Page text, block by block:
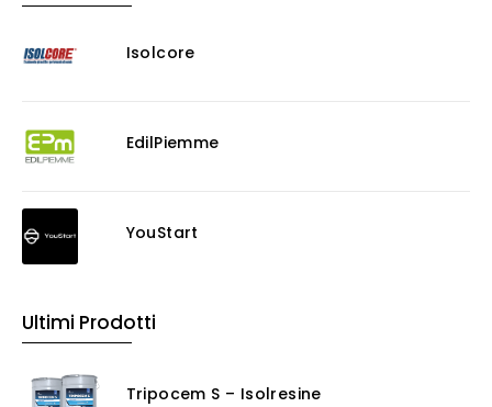
Isolcore
EdilPiemme
YouStart
Ultimi Prodotti
Tripocem S – Isolresine